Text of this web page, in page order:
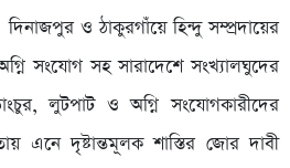
ও ঠাকুরগাঁয়ে হিন্দু সম্প্রদায়ের
সংযোগ সহ সারাদেশে সংখ্যালঘুদের
লুটপাট ও অগ্নি সংযোগকারীদের
দৃষ্টান্তমূলক শাস্তির জোর দাবী